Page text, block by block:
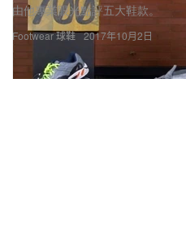
Footwear 球鞋
由他專業眼光點評五大鞋款。
2017年10月2日